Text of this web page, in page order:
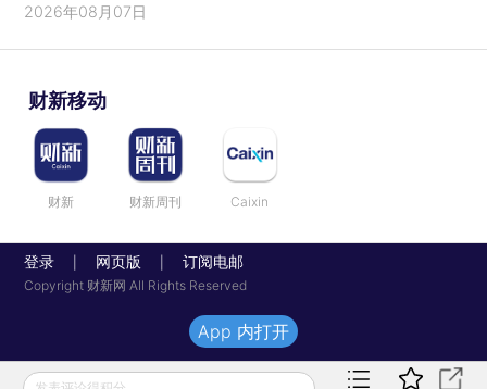
2026年08月07日
财新移动
财新 财新周刊 Caixin
登录 网页版 订阅电邮
Copyright 财新网 All Rights Reserved
App 内打开